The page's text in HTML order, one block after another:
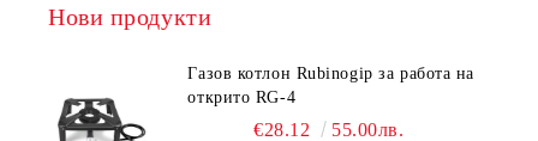
Нови продукти
Газов котлон Rubinogip за работа на
открито RG-4
€28.12 55.00лв.